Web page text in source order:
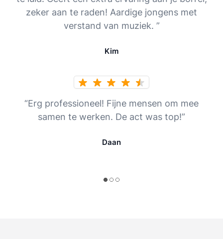
zeker aan te raden! Aardige jongens met
verstand van muziek. ”
Kim
“Erg professioneel! Fijne mensen om mee
samen te werken. De act was top!”
Daan